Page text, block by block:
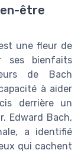
être
une fleur de
ses bienfaits
de Bach
à aider
derrière un
Edward Bach,
a identifié
qui cachent